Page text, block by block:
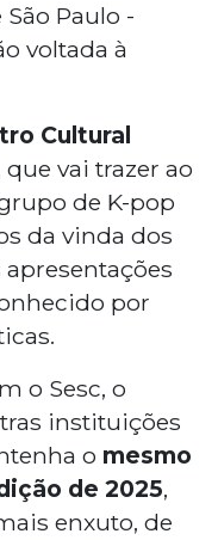
Paulo -
voltada à
Cultural
que vai trazer ao
de K-pop
da vinda dos
apresentações
por
o Sesc, o
instituições
o mesmo
de 2025,
enxuto, de